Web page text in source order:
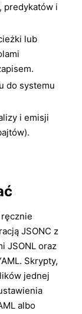
predykatów i
lub
do systemu
i emisji
JSONC z
JSONL oraz
Skrypty,
jednej
albo